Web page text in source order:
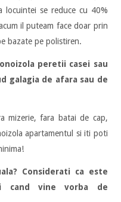
locuintei se reduce cu 40%
il puteam face doar prin
bazate pe polistiren.
peretii casei sau
galagia de afara sau de
mizerie, fara batai de cap,
apartamentul si iti poti
Considerati ca este
cand vine vorba de